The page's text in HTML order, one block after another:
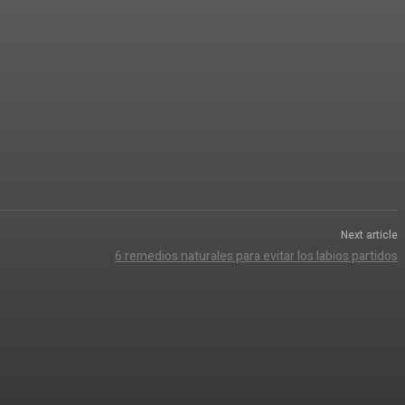
Next article
6 remedios naturales para evitar los labios partidos